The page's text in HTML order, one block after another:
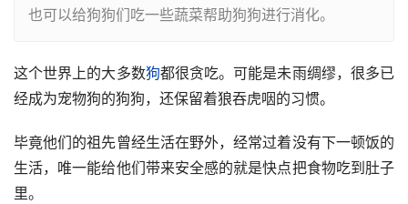
也可以给狗狗们吃一些蔬菜帮助狗狗进行消化。
这个世界上的大多数狗都很贪吃。可能是未雨绸缪，很多已
经成为宠物狗的狗狗，还保留着狼吞虎咽的习惯。
毕竟他们的祖先曾经生活在野外，经常过着没有下一顿饭的
生活，唯一能给他们带来安全感的就是快点把食物吃到肚子
里。